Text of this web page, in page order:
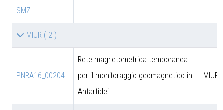
SMZ
MIUR ( 2 )
PNRA16_00204
Rete magnetometrica temporanea
per il monitoraggio geomagnetico in
Antartidei
MIUR